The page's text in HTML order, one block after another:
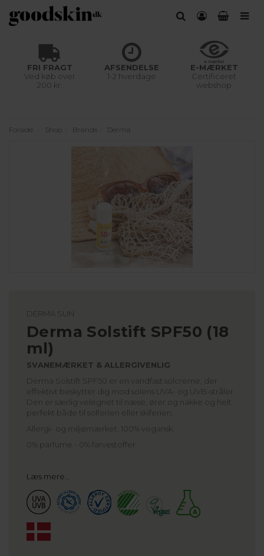
FRI FRAGT
Ved køb over
200 kr.
AFSENDELSE
1-2 hverdage
E-MÆRKET
Certificeret
webshop
Forside Shop Brands Derma
DERMA SUN
Derma Solstift SPF50 (18
ml)
SVANEMÆRKET & ALLERGIVENLIG
Derma Solstift SPF50 er en vandfast solcreme, der
effektivt beskytter dig mod solens UVA- og UVB-stråler.
Den er særlig velegnet til næse, ører og nakke og helt
perfekt både til solferien eller skiferien.
Allergi- og miljømærket. 100% vegansk.
0% parfume - 0% farvestoffer
Læs mere…